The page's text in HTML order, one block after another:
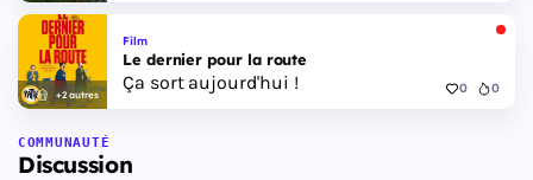
+2 autres
Film
Le dernier pour la route
Ça sort aujourd'hui ! 0 0
COMMUNAUTÉ
Discussion